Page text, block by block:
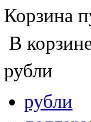
Корзина
В
рубли
рубли